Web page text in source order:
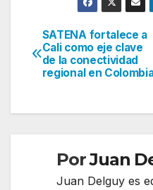
Navegación
de
SATENA fortalece a
Cali como eje clave
de la conectividad
regional en
PorJuan
Juan Delguy es